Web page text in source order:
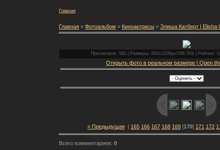
Главная
Главная » Фотоальбом » Киноактрисы » Элиша Катберт | Elisha
Просмотров: 581 | Размеры: 900x1200px/288.7Kb | Рейтинг:
Открыть фото в реальном размере | Open
« Предыдущая | 165 166 167 168 169 [170] 171 172
Всего комментариев: 0